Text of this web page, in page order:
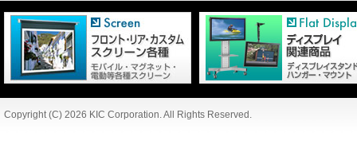
Copyright (C) 2026 KIC Corporation. All Rights Reserved.